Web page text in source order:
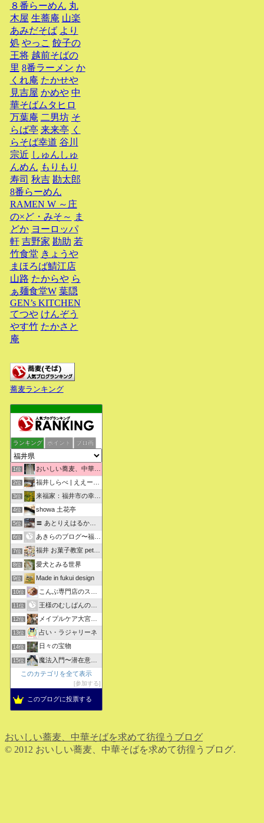
８番らーめん 丸
木屋 生蕎庵 山楽
あみだそば より
処 やっこ 餃子の
王将 越前そばの
里 8番ラーメン か
くれ庵 たかせや
見吉屋 かめや 中
華そばムタヒロ
万葉庵 二男坊 そ
らば亭 来来亭 く
らそば幸道 谷川
宗近 しゅんしゅ
んめん もりもり
寿司 秋吉 勘太郎
8番らーめん
RAMEN W ～庄
の×ど・みそ～ ま
どか ヨーロッパ
軒 吉野家 勘助 若
竹食堂 きょうや
まほろば鯖江店
山路 たからや ら
ぁ麺食堂W 葉隠
GEN’s KITCHEN
てつや けんぞう
やす竹 たかさと
庵
蕎麦ランキング
ランキング ポイント ブロ画
1位 おいしい蕎麦、中華そばを求めて彷徨うブログ
2位 福井しらべ | ええーっ！？そうなんや！知らんかったわ。
3位 来福家：福井市の幸せリフォーム物語
4位 showa 土花亭
5位 〓 あとりえはるかの日々悠悠 〓
6位 あきらのブログ〜福井県より〜
7位 福井 お菓子教室 petit sugarland
8位 愛犬とみる世界
9位 Made in fukui design
10位 こんぶ専門店のスタッフ日記
11位 王様のむしぱんのブログ
12位 メイプルケア大宮デイサービス
13位 占い・ラジャリーネ
14位 日々の宝物
15位
魔法入門〜潜在意識〜真を見抜く秘法〜
このカテゴリを全て表示
参加する
このブログに投票する
おいしい蕎麦、中華そばを求めて彷徨うブログ
© 2012 おいしい蕎麦、中華そばを求めて彷徨うブログ.